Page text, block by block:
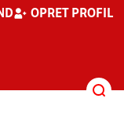
OPRET PROFIL